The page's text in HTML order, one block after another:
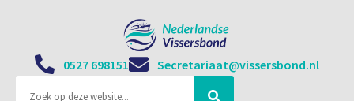
0527 698151 Secretariaat@vissersbond.nl